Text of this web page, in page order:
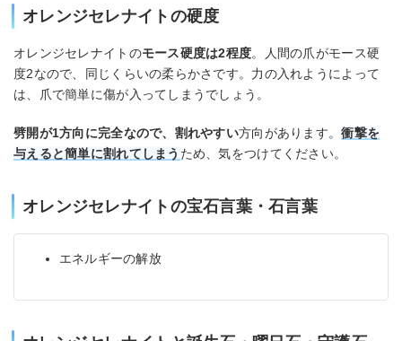
オレンジセレナイトの硬度
オレンジセレナイトのモース硬度は2程度。人間の爪がモース硬
度2なので、同じくらいの柔らかさです。力の入れようによって
は、爪で簡単に傷が入ってしまうでしょう。
劈開が1方向に完全なので、割れやすい方向があります。衝撃を
与えると簡単に割れてしまう ため、気をつけてください。
オレンジセレナイトの宝石言葉・石言葉
エネルギーの解放